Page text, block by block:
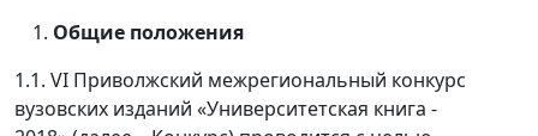
Общие положения
1.1. VI Приволжский межрегиональный конкурс
вузовских изданий «Университетская книга -